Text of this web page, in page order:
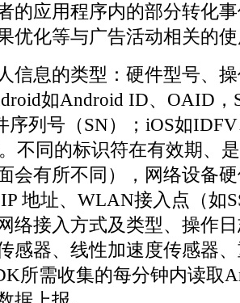
的应用程序内的部分转化
优化等与广告活动相关的
信息的类型：硬件型号、
如Android ID、OAID，
序列号（SN）；iOS如
不同的标识符在有效期、
会有所不同），网络设备
地址、WLAN接入点（如
络接入方式及类型、操作
感器、线性加速度传感器
所需收集的每分钟内读取